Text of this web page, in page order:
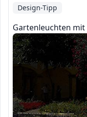
Design-Tipp
Gartenleuchten